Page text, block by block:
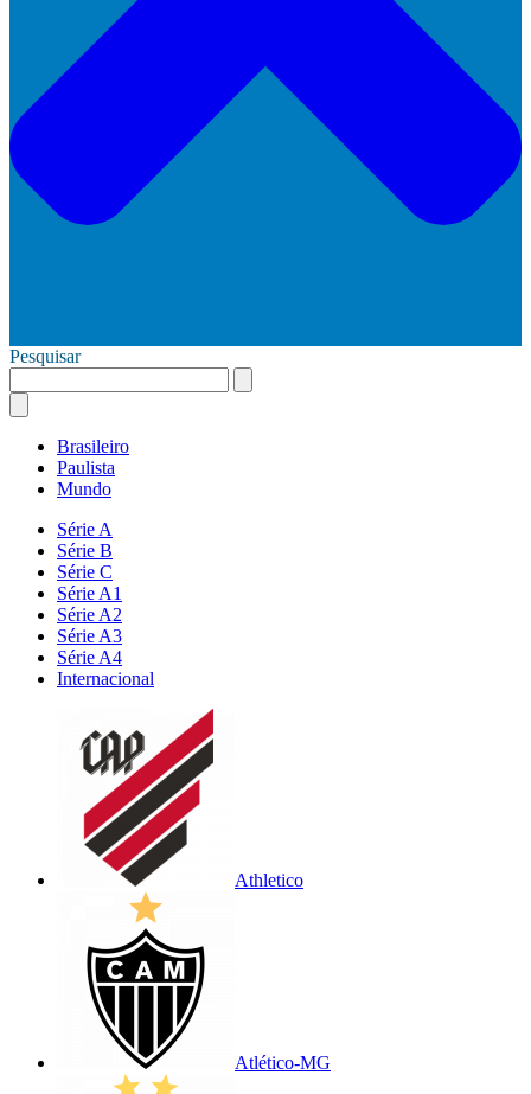
Pesquisar
Brasileiro
Paulista
Mundo
Série A
Série B
Série C
Série A1
Série A2
Série A3
Série A4
Internacional
Athletico
Atlético-MG